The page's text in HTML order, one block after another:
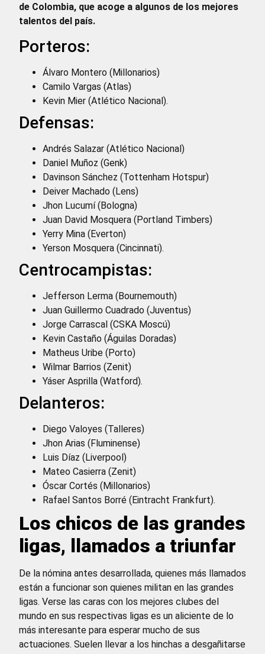
de Colombia, que acoge a algunos de los mejores
talentos del país.
Porteros:
Álvaro Montero (Millonarios)
Camilo Vargas (Atlas)
Kevin Mier (Atlético Nacional).
Defensas:
Andrés Salazar (Atlético Nacional)
Daniel Muñoz (Genk)
Davinson Sánchez (Tottenham Hotspur)
Deiver Machado (Lens)
Jhon Lucumí (Bologna)
Juan David Mosquera (Portland Timbers)
Yerry Mina (Everton)
Yerson Mosquera (Cincinnati).
Centrocampistas:
Jefferson Lerma (Bournemouth)
Juan Guillermo Cuadrado (Juventus)
Jorge Carrascal (CSKA Moscú)
Kevin Castaño (Águilas Doradas)
Matheus Uribe (Porto)
Wilmar Barrios (Zenit)
Yáser Asprilla (Watford).
Delanteros:
Diego Valoyes (Talleres)
Jhon Arias (Fluminense)
Luis Díaz (Liverpool)
Mateo Casierra (Zenit)
Óscar Cortés (Millonarios)
Rafael Santos Borré (Eintracht Frankfurt).
Los chicos de las grandes
ligas, llamados a triunfar
De la nómina antes desarrollada, quienes más llamados
están a funcionar son quienes militan en las grandes
ligas. Verse las caras con los mejores clubes del
mundo en sus respectivas ligas es un aliciente de lo
más interesante para esperar mucho de sus
actuaciones. Suelen llevar a los hinchas a desgañitarse